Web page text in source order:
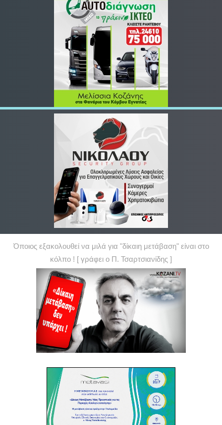
Όποιος εξακολουθεί να μιλά για "δίκαιη μετάβαση" είναι στο
κόλπο ! [ γράφει ο Π. Τσαρτσιανίδης ]